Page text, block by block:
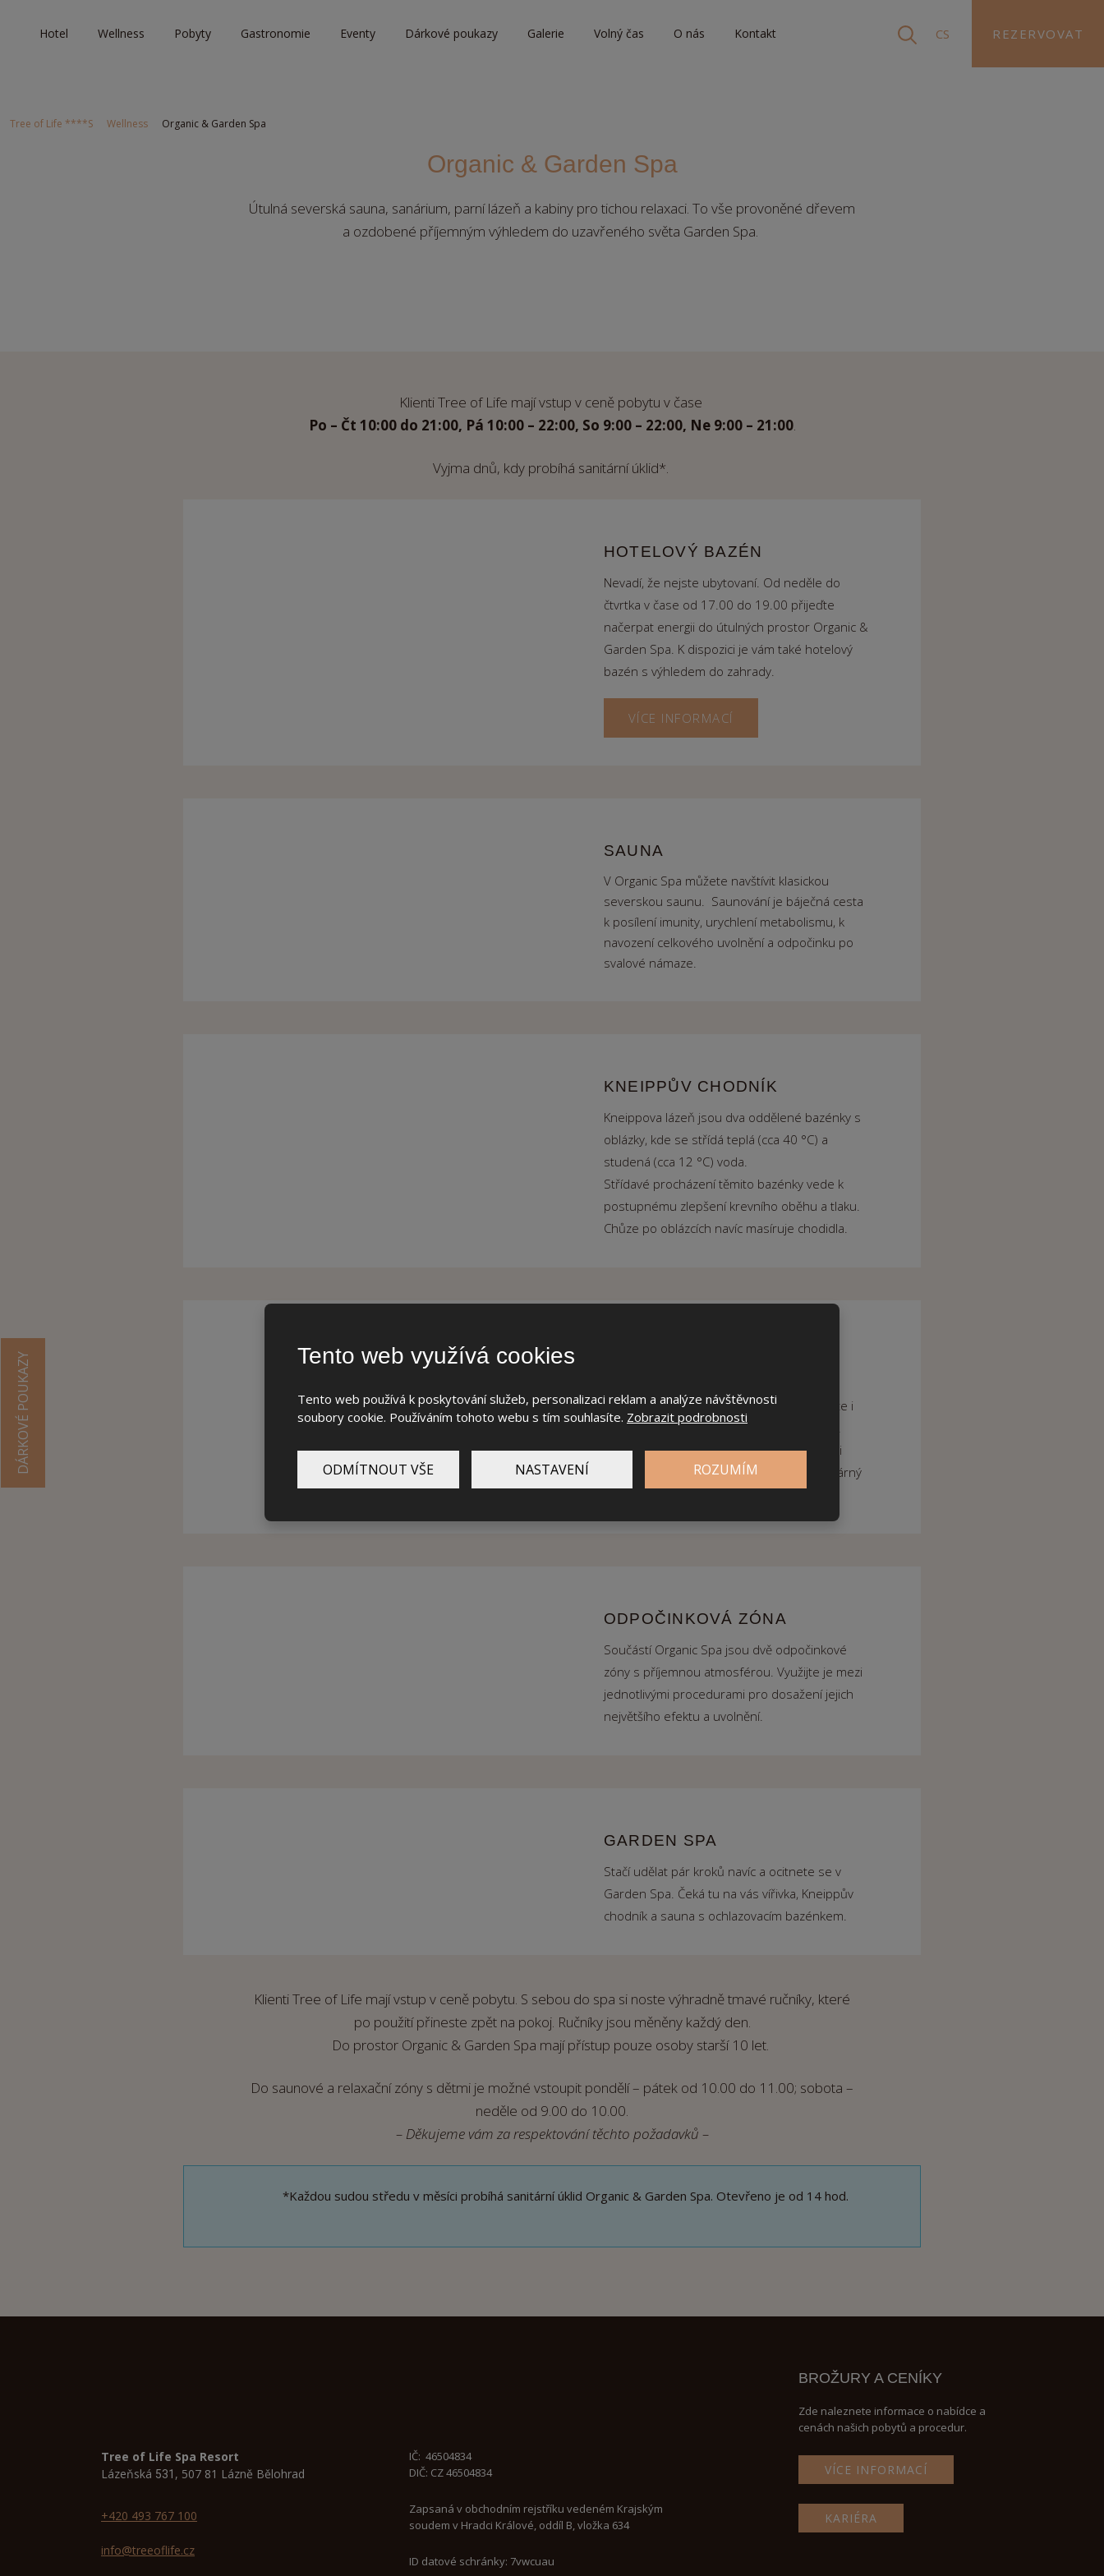
Hotel Wellness Pobyty Gastronomie Eventy Dárkové poukazy Galerie Volný čas O nás Kontakt CS REZERVOVAT
Tree of Life ****S Wellness Organic & Garden Spa
Organic & Garden Spa
Útulná severská sauna, sanárium, parní lázeň a kabiny pro tichou relaxaci. To vše provoněné dřevem
a ozdobené příjemným výhledem do uzavřeného světa Garden Spa.
Klienti Tree of Life mají vstup v ceně pobytu v čase
Po – Čt 10:00 do 21:00, Pá 10:00 – 22:00, So 9:00 – 22:00, Ne 9:00 – 21:00.
Vyjma dnů, kdy probíhá sanitární úklid*.
HOTELOVÝ BAZÉN
Nevadí, že nejste ubytovaní. Od neděle do
čtvrtka v čase od 17.00 do 19.00 přijeďte
načerpat energii do útulných prostor Organic &
Garden Spa. K dispozici je vám také hotelový
bazén s výhledem do zahrady.
VÍCE INFORMACÍ
SAUNA
V Organic Spa můžete navštívit klasickou
severskou saunu. Saunování je báječná cesta
k posílení imunity, urychlení metabolismu, k
navození celkového uvolnění a odpočinku po
svalové námaze.
KNEIPPŮV CHODNÍK
Kneippova lázeň jsou dva oddělené bazénky s
oblázky, kde se střídá teplá (cca 40 °C) a
studená (cca 12 °C) voda.
Střídavé procházení těmito bazénky vede k
postupnému zlepšení krevního oběhu a tlaku.
Chůze po oblázcích navíc masíruje chodidla.
regulovat teplotu i vlhkost. Užít si tu můžete i
léčivé působení příjemných bylinných vůní.
Nebo vyzkoušejte parní lázeň pro stimulaci
metabolismu, příjemnou relaxaci a blahodárný
efekt na dýchací cesty.
ODPOČINKOVÁ ZÓNA
Součástí Organic Spa jsou dvě odpočinkové
zóny s příjemnou atmosférou. Využijte je mezi
jednotlivými procedurami pro dosažení jejich
největšího efektu a uvolnění.
GARDEN SPA
Stačí udělat pár kroků navíc a ocitnete se v
Garden Spa. Čeká tu na vás vířivka, Kneippův
chodník a sauna s ochlazovacím bazénkem.
Klienti Tree of Life mají vstup v ceně pobytu. S sebou do spa si noste výhradně tmavé ručníky, které
po použití přineste zpět na pokoj. Ručníky jsou měněny každý den.
Do prostor Organic & Garden Spa mají přístup pouze osoby starší 10 let.
Do saunové a relaxační zóny s dětmi je možné vstoupit pondělí – pátek od 10.00 do 11.00; sobota –
neděle od 9.00 do 10.00.
– Děkujeme vám za respektování těchto požadavků –
*Každou sudou středu v měsíci probíhá sanitární úklid Organic & Garden Spa. Otevřeno je od 14 hod.
DÁRKOVÉ POUKAZY
Tree of Life Spa Resort
Lázeňská 531 , 507 81 Lázně Bělohrad
+420 493 767 100
info@treeoflife.cz
IČ: 46504834
DIČ: CZ 46504834
Zapsaná v obchodním rejstříku vedeném Krajským
soudem v Hradci Králové, oddíl B, vložka 634
ID datové schránky: 7vwcuau
BROŽURY A CENÍKY
Zde naleznete informace o nabídce a
cenách našich pobytů a procedur.
VÍCE INFORMACÍ
KARIÉRA
Tento web využívá cookies
Tento web používá k poskytování služeb, personalizaci reklam a analýze návštěvnosti
soubory cookie. Používáním tohoto webu s tím souhlasíte. Zobrazit podrobnosti
ODMÍTNOUT VŠE NASTAVENÍ ROZUMÍM